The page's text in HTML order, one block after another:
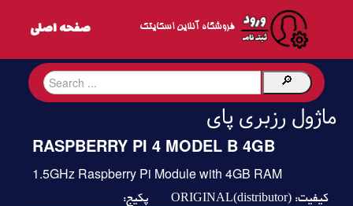
فروشگاه آنلاین اسکایتک
ماژول رزبری پای
RASPBERRY PI 4 MODEL B 4GB
1.5GHz Raspberry Pi Module with 4GB RAM
کیفیت: ORIGINAL(distributor) پکیج: